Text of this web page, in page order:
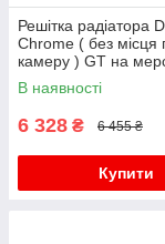
Решітка радіатора
Chrome ( без місця
камеру ) GT на
клас W177 2018-
В наявності
6 328 ₴ 6 455 ₴
Купити